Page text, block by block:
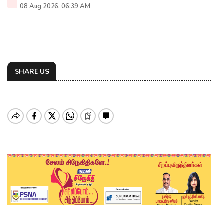
08 Aug 2026, 06:39 AM
SHARE US